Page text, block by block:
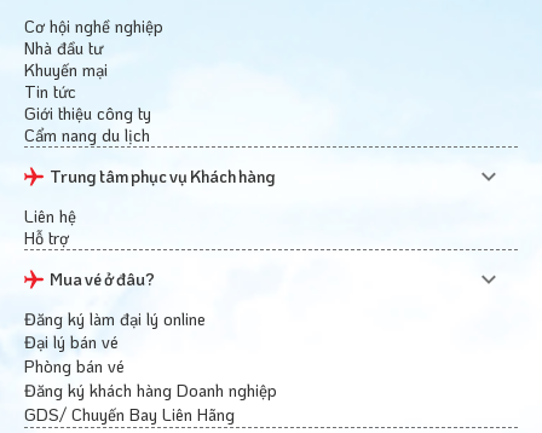
Cơ hội nghề nghiệp
Nhà đầu tư
Khuyến mại
Tin tức
Giới thiệu công ty
Cẩm nang du lịch
Trung tâm phục vụ Khách hàng
Liên hệ
Hỗ trợ
Mua vé ở đâu?
Đăng ký làm đại lý online
Đại lý bán vé
Phòng bán vé
Đăng ký khách hàng Doanh nghiệp
GDS/ Chuyến Bay Liên Hãng